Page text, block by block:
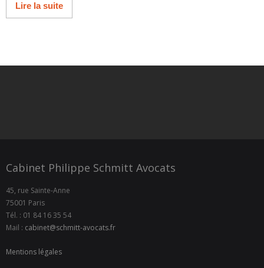
Lire la suite
Cabinet Philippe Schmitt Avocats
45, rue Sainte-Anne
75001 Paris
Tél. : 01 84 16 35 54
Mail : cabinet@schmitt-avocats.fr
Mentions légales